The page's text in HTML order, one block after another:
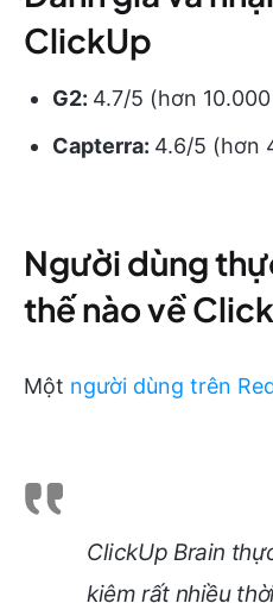
ClickUp
G2: 4.7/5 (hơn
Capterra: 4.6/5 (hơn
Người dùng
thế nào về
Một người dùng trên
ClickUp Brain
kiệm rất nhiều